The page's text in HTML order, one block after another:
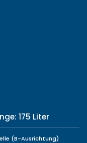
175 Liter
(B-Ausrichtung)